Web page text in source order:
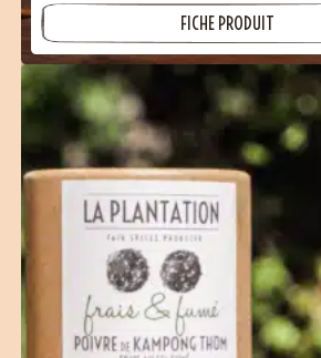
FICHE PRODUIT